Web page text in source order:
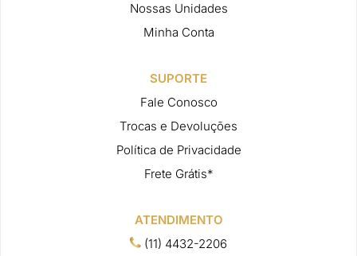
Nossas Unidades
Minha Conta
SUPORTE
Fale Conosco
Trocas e Devoluções
Política de Privacidade
Frete Grátis*
ATENDIMENTO
(11) 4432-2206